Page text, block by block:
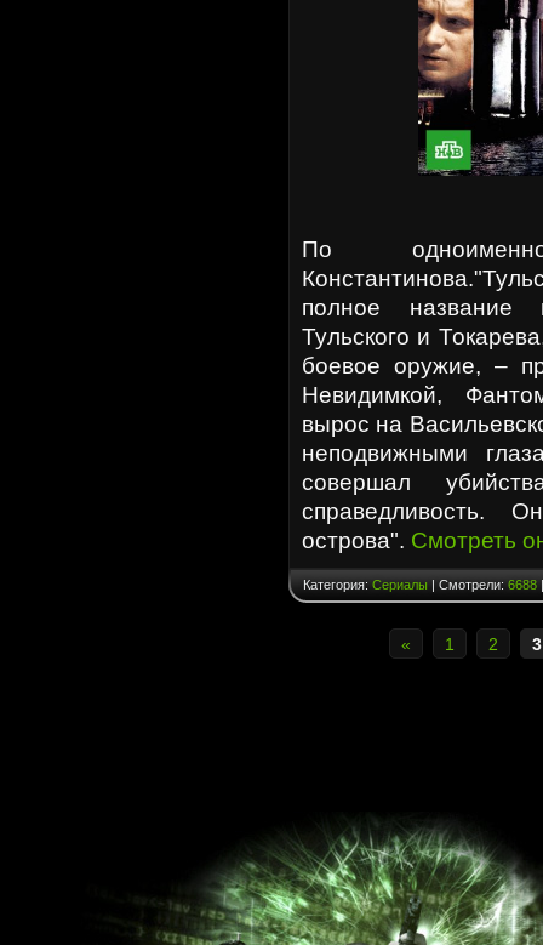
По
полное название
Тульского и
боевое оружие, –
Невидимкой,
вырос на
неподвижными
совершал
справедливость.
острова". Смотреть
Категория: Сериалы | Смотрели: 6688
« 1 2 3